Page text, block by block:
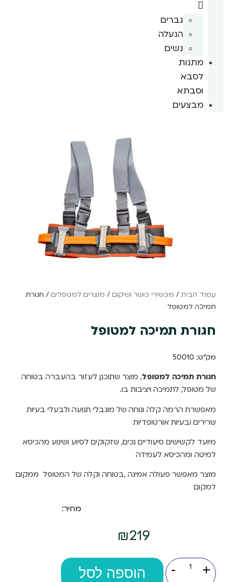
גברים
הנעלה
נשים
מתנות
לסבא
וסבתא
מבצעים
עמוד הבית / מכשירי כושר ושיקום / מוצרים למטפלים / חגורת
תמיכה למטופל
חגורת תמיכה למטופל
מק"ט: 50010
חגורת תמיכה למטופל, מוצר שתוכנן לעזור בהעברה בטוחה
של מטופל, לתמיכה ויציבות בו.
מאפשרת הרמה קלה ונוחה של מוגבלי תנועה ולבעלי בעיות
שרירים ובעיות אורטופדיות
מיועד לקשישים סיעודיים נכים, שזקוקים לסיוע ושינוע מהכיסא
למיטה ומהכיסא לעמידה
מוצר מאפשר פעולה אמינה ,בטוחה וקלה של המטופל ממקום
למקום
מחיר:
₪219
-
כמות
של+ הוספה לסל